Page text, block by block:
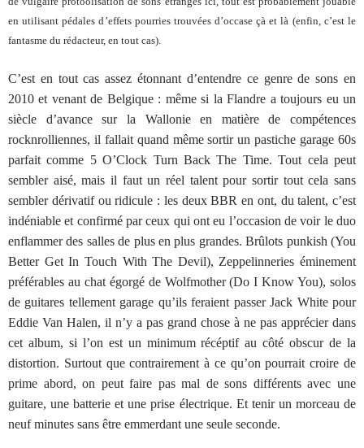
en utilisant pédales d’effets pourries trouvées d’occase çà et là (enfin, c’est le
fantasme du rédacteur, en tout cas).
C’est en tout cas assez étonnant d’entendre ce genre de sons en
2010 et venant de Belgique : même si la Flandre a toujours eu un
siècle d’avance sur la Wallonie en matière de compétences
rocknrolliennes, il fallait quand même sortir un pastiche garage 60s
parfait comme 5 O’Clock Turn Back The Time. Tout cela peut
sembler aisé, mais il faut un réel talent pour sortir tout cela sans
sembler dérivatif ou ridicule : les deux BBR en ont, du talent, c’est
indéniable et confirmé par ceux qui ont eu l’occasion de voir le duo
enflammer des salles de plus en plus grandes. Brûlots punkish (You
Better Get In Touch With The Devil), Zeppelinneries éminement
préférables au chat égorgé de Wolfmother (Do I Know You), solos
de guitares tellement garage qu’ils feraient passer Jack White pour
Eddie Van Halen, il n’y a pas grand chose à ne pas apprécier dans
cet album, si l’on est un minimum récéptif au côté obscur de la
distortion. Surtout que contrairement à ce qu’on pourrait croire de
prime abord, on peut faire pas mal de sons différents avec une
guitare, une batterie et une prise électrique. Et tenir un morceau de
neuf minutes sans être emmerdant une seule seconde.